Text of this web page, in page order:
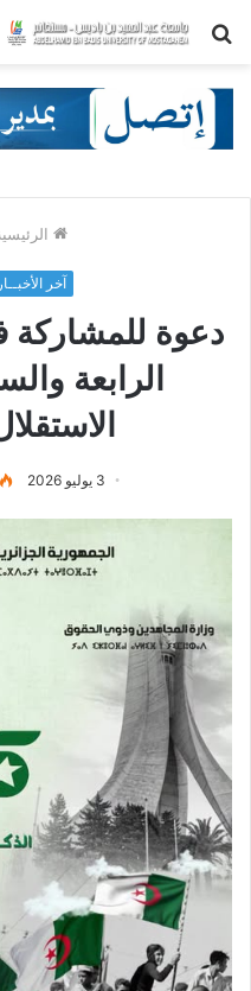
بحث
آخر الأخبــار
دعوة للمشاركة
3 يوليو 2026